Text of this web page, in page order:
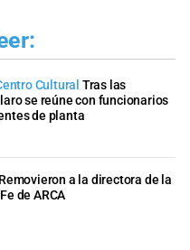
Cultural Tras las
se reúne con funcionarios
de planta
Removieron a la directora de la
de ARCA